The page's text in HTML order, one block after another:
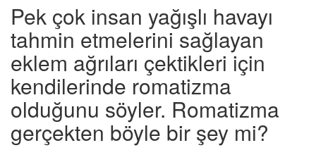
Pek çok insan yağışlı havayı
tahmin etmelerini sağlayan
eklem ağrıları çektikleri için
kendilerinde romatizma
olduğunu söyler. Romatizma
gerçekten böyle bir şey mi?